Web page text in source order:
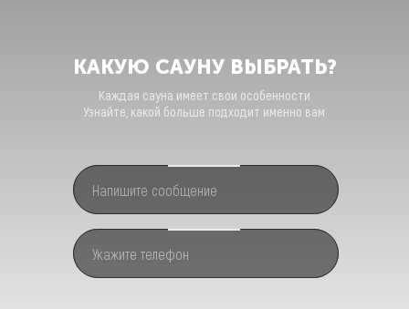
КАКУЮ САУНУ ВЫБРАТЬ?
Каждая сауна имеет свои особенности
Узнайте, какой больше подходит именно вам